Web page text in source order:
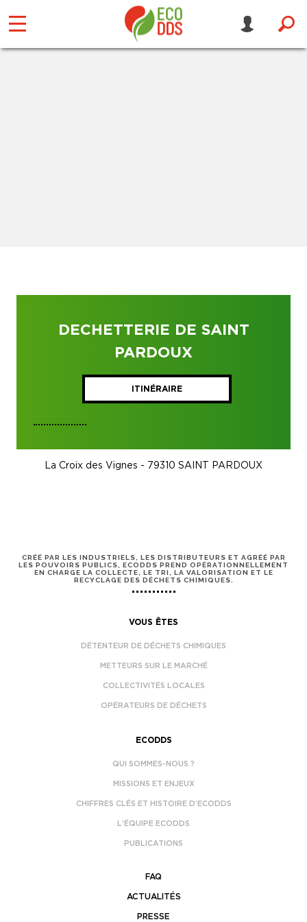
DECHETTERIE DE SAINT
PARDOUX
ITINÉRAIRE
La Croix des Vignes - 79310 SAINT PARDOUX
CRÉÉ PAR LES INDUSTRIELS, LES DISTRIBUTEURS ET AGRÉÉ PAR
LES POUVOIRS PUBLICS, ECODDS PREND OPÉRATIONNELLEMENT
EN CHARGE LA COLLECTE, LE TRI, LA VALORISATION ET LE
RECYCLAGE DES DÉCHETS CHIMIQUES.
VOUS ÊTES
DÉTENTEUR DE DÉCHETS CHIMIQUES
METTEURS SUR LE MARCHÉ
COLLECTIVITÉS LOCALES
OPÉRATEURS DE DÉCHETS
ECODDS
QUI SOMMES-NOUS ?
MISSIONS ET ENJEUX
CHIFFRES CLÉS ET HISTOIRE D’ECODDS
L’ÉQUIPE ECODDS
PUBLICATIONS
FAQ
ACTUALITÉS
PRESSE